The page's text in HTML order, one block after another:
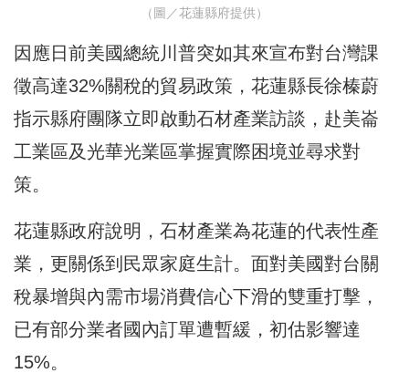
（圖／花蓮縣府提供）
因應日前美國總統川普突如其來宣布對台灣課
徵高達32%關稅的貿易政策，花蓮縣長徐榛蔚
指示縣府團隊立即啟動石材產業訪談，赴美崙
工業區及光華光業區掌握實際困境並尋求對
策。
花蓮縣政府說明，石材產業為花蓮的代表性產
業，更關係到民眾家庭生計。面對美國對台關
稅暴增與內需市場消費信心下滑的雙重打擊，
已有部分業者國內訂單遭暫緩，初估影響達
15%。